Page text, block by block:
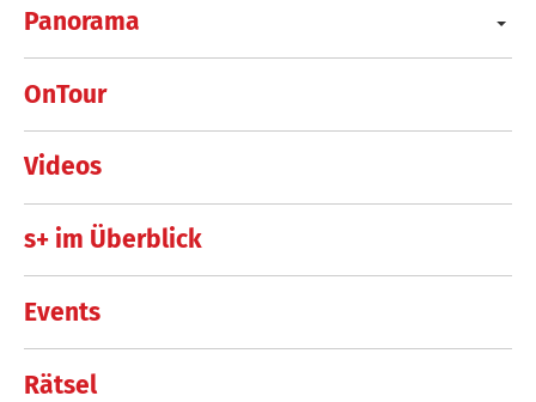
Panorama
OnTour
Videos
s+ im Überblick
Events
Rätsel